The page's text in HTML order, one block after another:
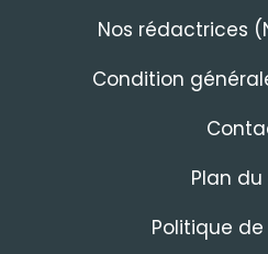
Nos rédactrices
Condition
Plan du
Politique